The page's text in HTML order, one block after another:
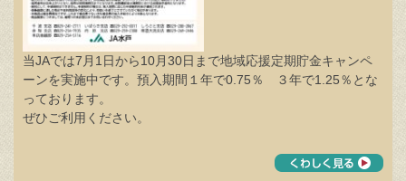
当JAでは7月1日から10月30日まで地域応援定期貯金キャンペ
ーンを実施中です。預入期間１年で0.75％ ３年で1.25％とな
っております。
ぜひご利用ください。